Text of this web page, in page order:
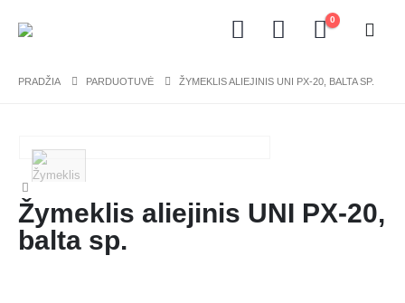
0
PRADŽIA PARDUOTUVĖ ŽYMEKLIS ALIEJINIS UNI PX-20, BALTA SP.
Žymeklis aliejinis UNI PX-20,
balta sp.